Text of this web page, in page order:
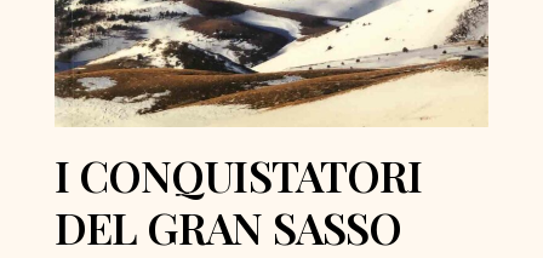
I CONQUISTATORI
DEL GRAN SASSO